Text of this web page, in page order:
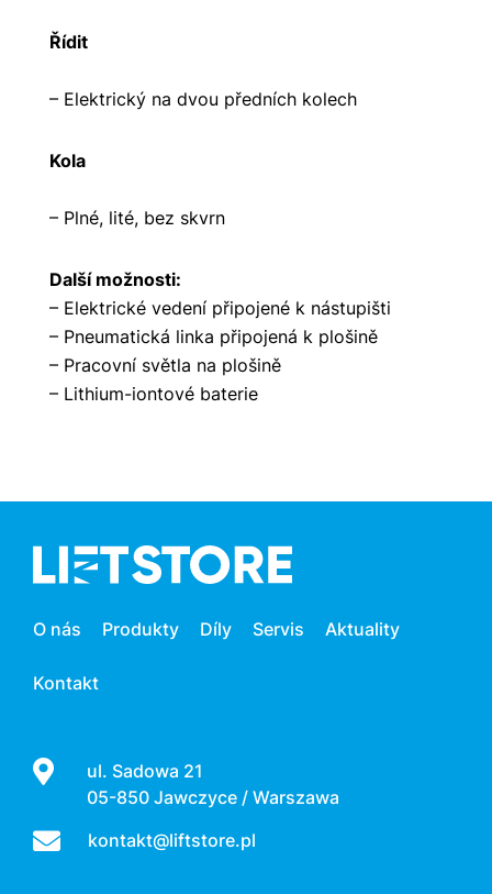
Řídit
– Elektrický na dvou předních kolech
Kola
– Plné, lité, bez skvrn
Další možnosti:
– Elektrické vedení připojené k nástupišti
– Pneumatická linka připojená k plošině
– Pracovní světla na plošině
– Lithium-iontové baterie
O nás Produkty Díly Servis Aktuality
Kontakt
ul. Sadowa 21
05-850 Jawczyce / Warszawa
kontakt@liftstore.pl